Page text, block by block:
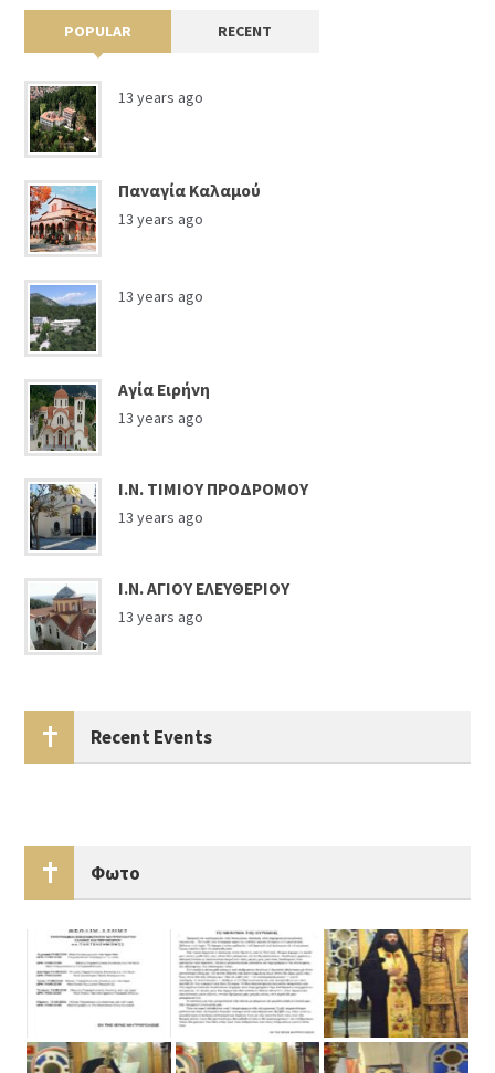
POPULAR RECENT
13 years ago
Παναγία Καλαμού
13 years ago
13 years ago
Αγία Ειρήνη
13 years ago
Ι.Ν. ΤΙΜΙΟΥ ΠΡΟΔΡΟΜΟΥ
13 years ago
Ι.Ν. ΑΓΙΟΥ ΕΛΕΥΘΕΡΙΟΥ
13 years ago
Recent Events
Φωτο